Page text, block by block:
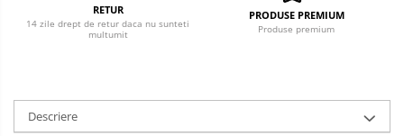
RETUR
14 zile drept de retur daca nu sunteti
multumit
PRODUSE PREMIUM
Produse premium
Descriere